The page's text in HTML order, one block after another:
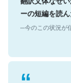
ーの短編を読